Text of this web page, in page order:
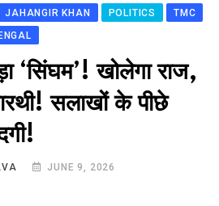
JAHANGIR KHAN POLITICS
TMC
‘सिंघम’! खोलेगा राज,
सलाखों के पीछे
JUNE 9, 2026